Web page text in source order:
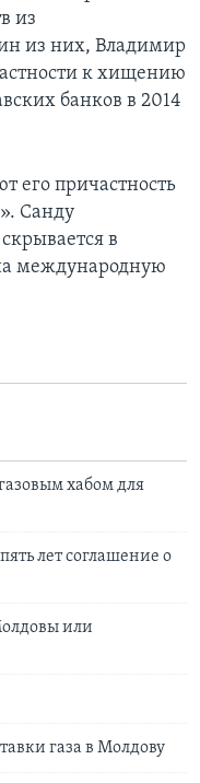
из
из них, Владимир
к хищению
банков в 2014
его причастность
Санду
в
международную
хабом для
лет соглашение о
или
газа в Молдову